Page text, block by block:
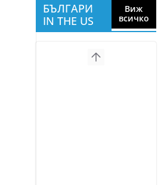
БЪЛГАРИ
IN THE US
Виж
всичко